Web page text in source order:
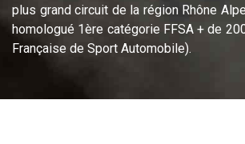
plus grand circuit de la région Rhône
homologué 1ère catégorie FFSA + de
Française de Sport Automobile).